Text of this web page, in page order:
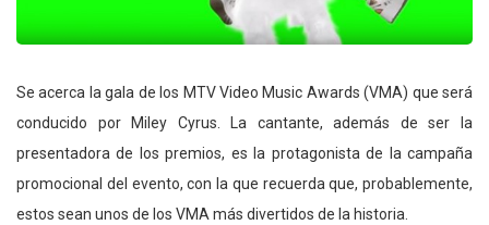
Se acerca la gala de los MTV Video Music Awards (VMA) que será
conducido por Miley Cyrus. La cantante, además de ser la
presentadora de los premios, es la protagonista de la campaña
promocional del evento, con la que recuerda que, probablemente,
estos sean unos de los VMA más divertidos de la historia.